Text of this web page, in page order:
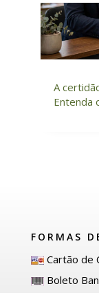
A
Entenda
FORMAS
Cartão de
Boleto